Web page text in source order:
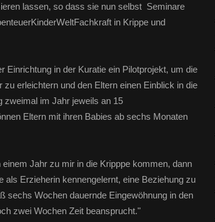
lassen, so dass sie nun selbst Seminare
in Krippe und
Einrichtung in der Kuratie ein Pilotprojekt, um die
erleichtern und den Eltern einen Einblick in die
zweimal im Jahr jeweils an 15
Eltern mit ihren Babies ab sechs Monaten
Jahr zu mir in die Kripppe kommen, dann
als Erzieherin kennengelernt, eine Beziehung zu
sechs Wochen dauernde Eingewöhnung in den
zwei Wochen Zeit beansprucht."